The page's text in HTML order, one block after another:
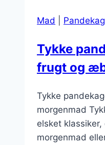
Mad
Tykke
frugt og
Tykke
morgenmad
elsket
morgenmad